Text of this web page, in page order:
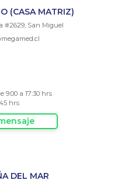
(CASA MATRIZ)
#2629, San Miguel
9:00 a 17:30 hrs
hrs
DEL MAR